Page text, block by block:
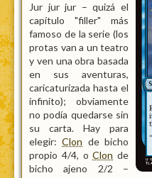
Jur jur jur – quizá el
capítulo "filler" más
famoso de la serie (los
protas van a un teatro
y ven una obra basada
en sus aventuras,
caricaturizada hasta el
infinito); obviamente
no podía quedarse sin
su carta. Hay para
elegir:Clon de bicho
propio 4/4, oClon de
bicho ajeno 2/2 –